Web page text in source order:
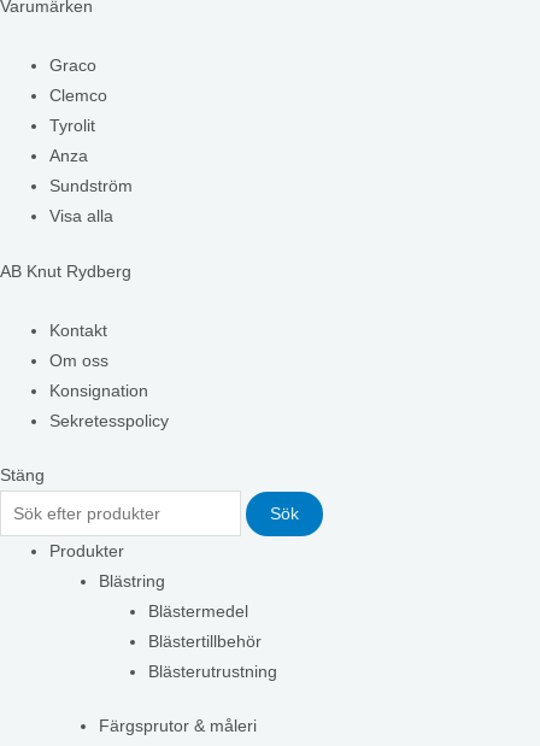
Varumärken
Graco
Clemco
Tyrolit
Anza
Sundström
Visa alla
AB Knut Rydberg
Kontakt
Om oss
Konsignation
Sekretesspolicy
Stäng
Sök
Produkter
Blästring
Blästermedel
Blästertillbehör
Blästerutrustning
Färgsprutor & måleri